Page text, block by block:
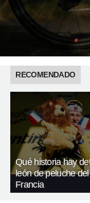
RECOMENDADO
Qué historia hay
león de peluche
Francia